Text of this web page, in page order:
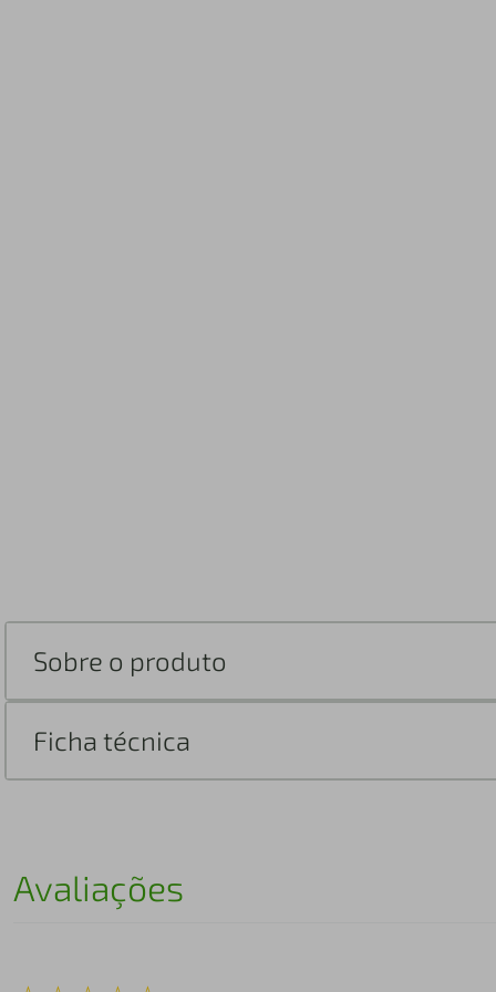
Sobre o produto
Ficha técnica
Avaliações